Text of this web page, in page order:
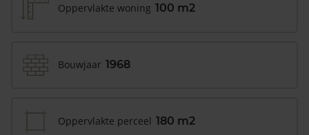
Oppervlakte woning 100 m2
Bouwjaar 1968
Oppervlakte perceel 180 m2